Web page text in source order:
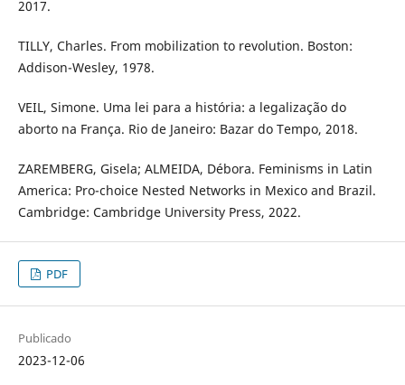
2017.
TILLY, Charles. From mobilization to revolution. Boston:
Addison-Wesley, 1978.
VEIL, Simone. Uma lei para a história: a legalização do
aborto na França. Rio de Janeiro: Bazar do Tempo, 2018.
ZAREMBERG, Gisela; ALMEIDA, Débora. Feminisms in Latin
America: Pro-choice Nested Networks in Mexico and Brazil.
Cambridge: Cambridge University Press, 2022.
PDF
Publicado
2023-12-06